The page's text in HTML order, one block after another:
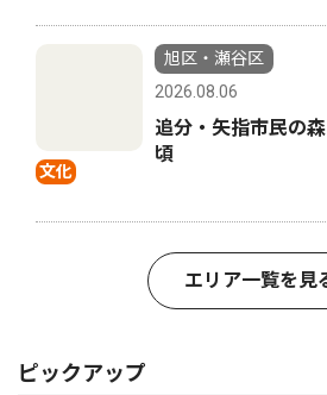
文化
旭区・瀬谷区
2026.08.06
追分・矢指市民の
頃
エリア一覧を見
ピックアップ